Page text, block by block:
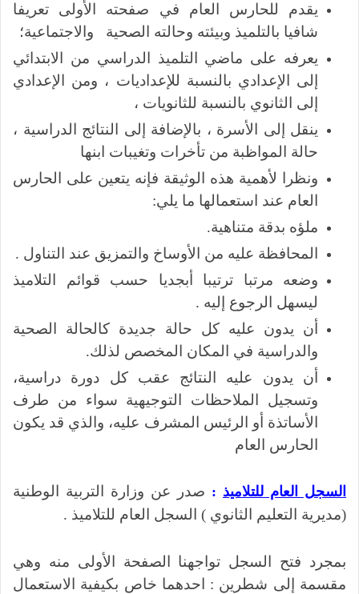
يقدم للحارس العام في صفحته الأولى تعريفا
شافيا بالتلميذ وبيئته وحالته الصحية والاجتماعية؛
يعرفه على ماضي التلميذ الدراسي من الابتدائي
إلى الإعدادي بالنسبة للإعداديات ، ومن الإعدادي
إلى الثانوي بالنسبة للثانويات ،
ينقل إلى الأسرة ، بالإضافة إلى النتائج الدراسية ،
حالة المواظبة من تأخرات وتغيبات ابنها
ونظرا لأهمية هذه الوثيقة فإنه يتعين على الحارس
العام عند استعمالها ما يلي:
ملؤه بدقة متناهية.
المحافظة عليه من الأوساخ والتمزيق عند التناول .
وضعه مرتبا ترتيبا أبجديا حسب قوائم التلاميذ
ليسهل الرجوع إليه .
أن يدون عليه كل حالة جديدة كالحالة الصحية
والدراسية في المكان المخصص لذلك.
أن يدون عليه النتائج عقب كل دورة دراسية،
وتسجيل الملاحظات التوجيهية سواء من طرف
الأساتذة أو الرئيس المشرف عليه، والذي قد يكون
الحارس العام
السجل العام للتلاميذ : صدر عن وزارة التربية الوطنية
(مديرية التعليم الثانوي ) السجل العام للتلاميذ .
بمجرد فتح السجل تواجهنا الصفحة الأولى منه وهي
مقسمة إلى شطرين : احدهما خاص بكيفية الاستعمال